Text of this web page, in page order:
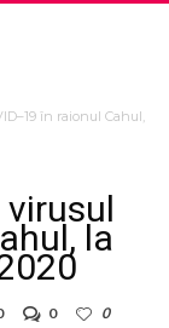
în raionul Cahul,
la
0
0